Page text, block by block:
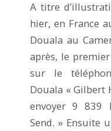
A titre
hier, en France
Douala au
après, le
sur le
Douala « Gilbert
envoyer 9 839
Send. » Ensuite